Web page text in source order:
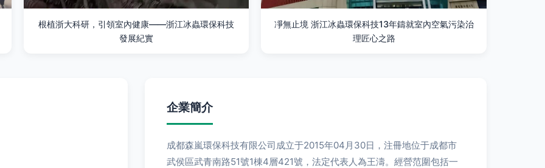
根植浙大科研，引領室內健康——浙江冰蟲環保科技
發展紀實
凈無止境 浙江冰蟲環保科技13年鑄就室內空氣污染治
理匠心之路
企業簡介
成都森嵐環保科技有限公司成立于2015年04月30日，注冊地位于成都市
武侯區武青南路51號1棟4層421號，法定代表人為王濤。經營范圍包括一